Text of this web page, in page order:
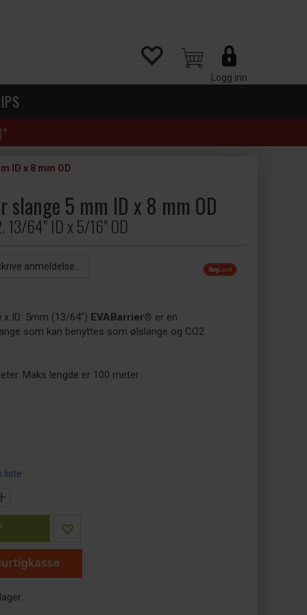
Logg inn
ID x 8 mm OD
slange 5 mm ID x 8 mm OD
13/64" ID x 5/16" OD
anmeldelse...
x ID: 5mm (13/64") EVABarrier® er en
som kan benyttes som ølslange og CO2
Maks lengde er 100 meter.
liste